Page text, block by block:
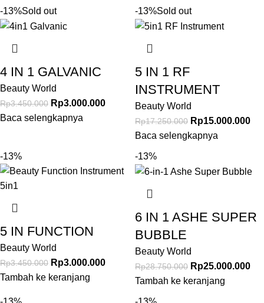
-13%Sold out
4 IN 1 GALVANIC
Beauty World
Rp3.450.000 Rp3.000.000
Baca selengkapnya
-13%Sold out
5 IN 1 RF
INSTRUMENT
Beauty World
Rp17.250.000 Rp15.000.000
Baca selengkapnya
-13%
5 IN FUNCTION
Beauty World
Rp3.450.000 Rp3.000.000
Tambah ke keranjang
-13%
6 IN 1 ASHE SUPER
BUBBLE
Beauty World
Rp28.750.000 Rp25.000.000
Tambah ke keranjang